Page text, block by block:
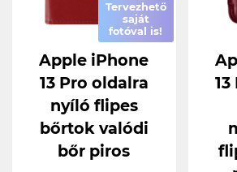
Tervezhető
saját
fotóval is!
Apple iPhone
13 Pro oldalra
nyíló flipes
bőrtok valódi
bőr piros